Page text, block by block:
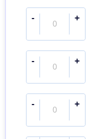
- +
- +
- +